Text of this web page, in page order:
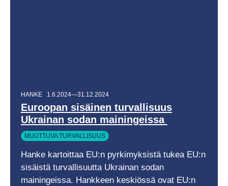
HANKE 1.6.2024—31.12.2024
Euroopan sisäinen turvallisuus
Ukrainan sodan mainingeissa
MUUTTUVA TURVALLISUUS
Hanke kartoittaa EU:n pyrkimyksistä tukea EU:n
sisäistä turvallisuutta Ukrainan sodan
mainingeissa. Hankkeen keskiössä ovat EU:n